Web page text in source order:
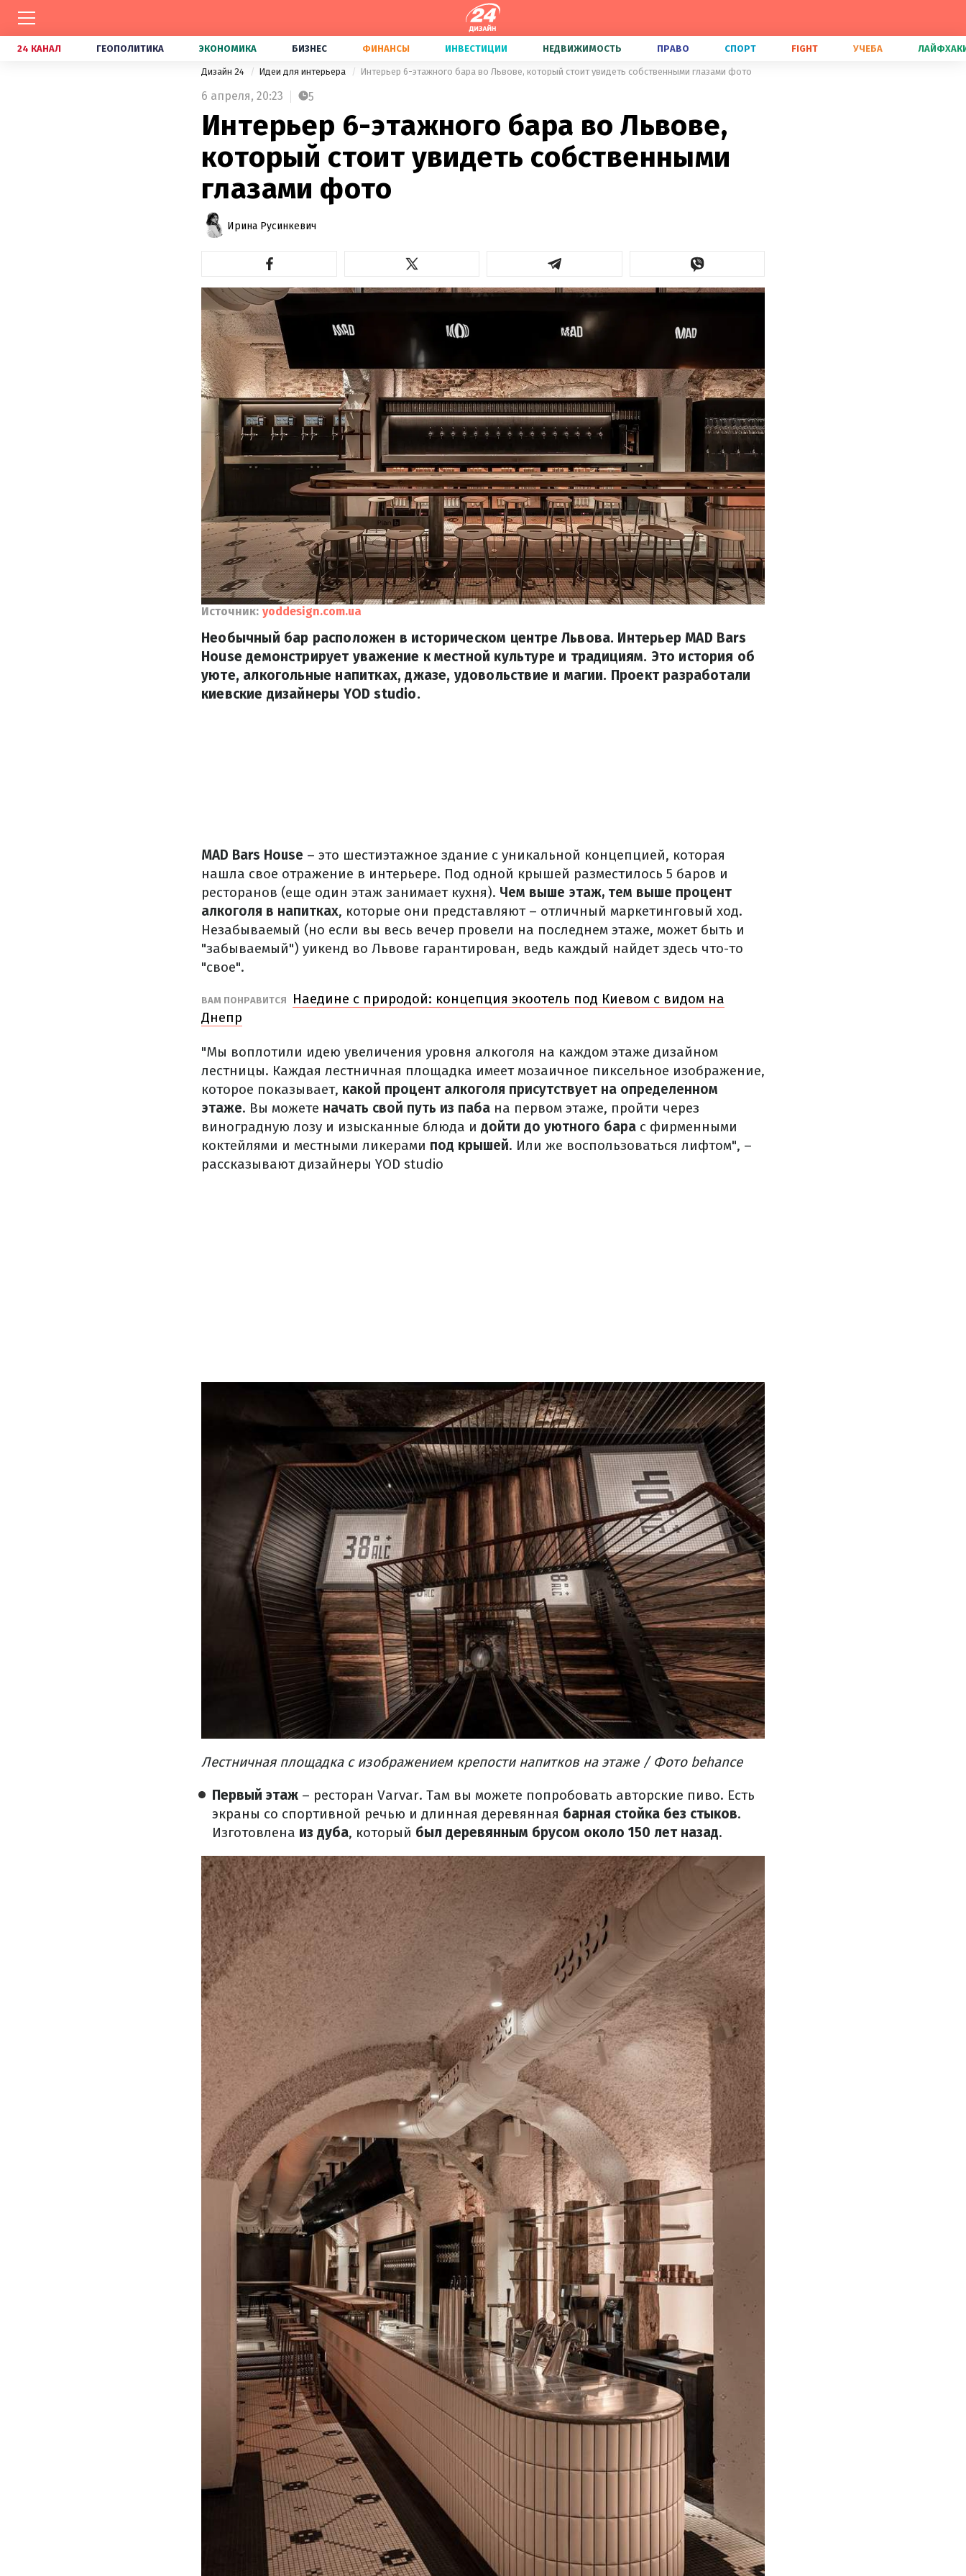
24 КАНАЛ ГЕОПОЛИТИКА ЭКОНОМИКА БИЗНЕС ФИНАНСЫ ИНВЕСТИЦИИ НЕДВИЖИМОСТЬ ПРАВО СПОРТ FIGHT УЧЕБА
Дизайн 24 Идеи для интерьера Интерьер 6-этажного бара во Львове, который стоит увидеть собственными глазами фото
6 апреля, 20:23 5
Интерьер 6-этажного бара во Львове,
который стоит увидеть собственными
глазами фото
Ирина Русинкевич
Источник: yoddesign.com.ua
Необычный бар расположен в историческом центре Львова. Интерьер MAD Bars
House демонстрирует уважение к местной культуре и традициям. Это история об
уюте, алкогольные напитках, джазе, удовольствие и магии. Проект разработали
киевские дизайнеры YOD studio.
MAD Bars House – это шестиэтажное здание с уникальной концепцией, которая
нашла свое отражение в интерьере. Под одной крышей разместилось 5 баров и
ресторанов (еще один этаж занимает кухня). Чем выше этаж, тем выше процент
алкоголя в напитках, которые они представляют – отличный маркетинговый ход.
Незабываемый (но если вы весь вечер провели на последнем этаже, может быть и
"забываемый") уикенд во Львове гарантирован, ведь каждый найдет здесь что-то
"свое".
ВАМ ПОНРАВИТСЯ
Наедине с природой: концепция экоотель под Киевом с видом на
Днепр
"Мы воплотили идею увеличения уровня алкоголя на каждом этаже дизайном
лестницы. Каждая лестничная площадка имеет мозаичное пиксельное изображение,
которое показывает, какой процент алкоголя присутствует на определенном
этаже. Вы можете начать свой путь из паба на первом этаже, пройти через
виноградную лозу и изысканные блюда и дойти до уютного бара с фирменными
коктейлями и местными ликерами под крышей. Или же воспользоваться лифтом", –
рассказывают дизайнеры YOD studio
Лестничная площадка с изображением крепости напитков на этаже / Фото behance
Первый этаж – ресторан Varvar. Там вы можете попробовать авторские пиво. Есть
экраны со спортивной речью и длинная деревянная барная стойка без стыков.
Изготовлена из дуба, который был деревянным брусом около 150 лет назад.